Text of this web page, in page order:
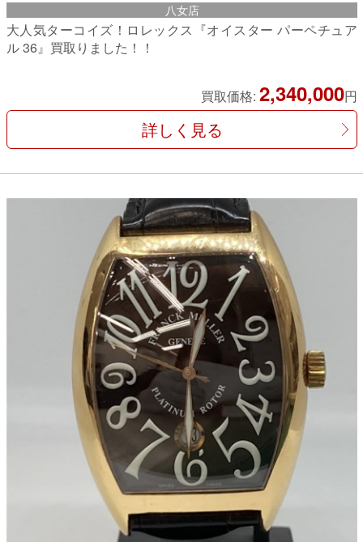
八女店
大人気ターコイズ！ロレックス『オイスター パーペチュア
ル 36』買取りました！！
買取価格: 2,340,000円
詳しく見る